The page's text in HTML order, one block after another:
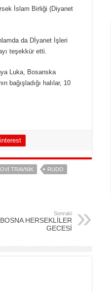
İslam Birliği (Diyanet
da Dİyanet İşleri
teşekkür etti.
Luka, Bosanska
bağışladığı halılar, 10
TRAVNIK
RUDO
Sonraki
HERSEKLİLER
GECESİ